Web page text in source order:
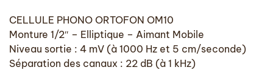
CELLULE PHONO ORTOFON OM10
Monture 1/2″ – Elliptique – Aimant Mobile
Niveau sortie : 4 mV (à 1000 Hz et 5 cm/seconde)
Séparation des canaux : 22 dB (à 1 kHz)